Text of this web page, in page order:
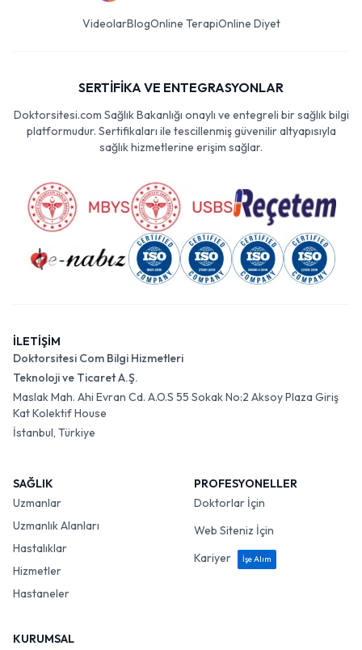
VideolarBlogOnline TerapiOnline Diyet
SERTİFİKA VE ENTEGRASYONLAR
Doktorsitesi.com Sağlık Bakanlığı onaylı ve entegreli bir sağlık bilgi
platformudur. Sertifikaları ile tescillenmiş güvenilir altyapısıyla
sağlık hizmetlerine erişim sağlar.
İLETİŞİM
Doktorsitesi Com Bilgi Hizmetleri
Teknoloji ve Ticaret A.Ş.
Maslak Mah. Ahi Evran Cd. A.O.S 55 Sokak No:2 Aksoy Plaza Giriş
Kat Kolektif House
İstanbul, Türkiye
SAĞLIK
Uzmanlar
Uzmanlık Alanları
Hastalıklar
Hizmetler
Hastaneler
PROFESYONELLER
Doktorlar İçin
Web Siteniz İçin
Kariyer
İşe Alım
KURUMSAL